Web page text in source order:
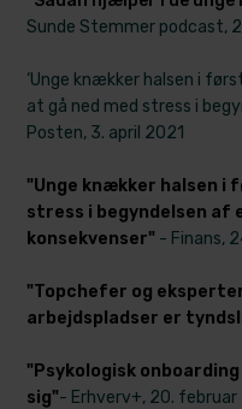
Sunde Stemmer podcast,
‘Unge knækker halsen i
at gå ned med stress i
Posten, 3. april 2021
"Unge knækker halsen i
stress i begyndelsen af
konsekvenser"- Finans,
"Topchefer og
arbejdspladser er
"Psykologisk
sig"- Erhverv+, 20. februar